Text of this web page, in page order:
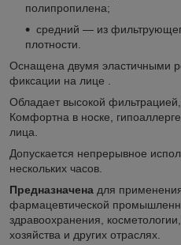
полипропилена;
средний — из
плотности.
Оснащена двумя эластичными
фиксации на лице .
Обладает высокой
Комфортна в носке,
лица.
Допускается непрерывное
нескольких часов.
Предназначена для
фармацевтической
здравоохранения,
хозяйства и других отраслях.